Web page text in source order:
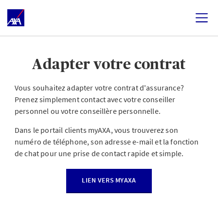
Adapter votre contrat
Vous souhaitez adapter votre contrat d'assurance?
Prenez simplement contact avec votre conseiller
personnel ou votre conseillère personnelle.
Dans le portail clients myAXA, vous trouverez son
numéro de téléphone, son adresse e-mail et la fonction
de chat pour une prise de contact rapide et simple.
LIEN VERS MYAXA